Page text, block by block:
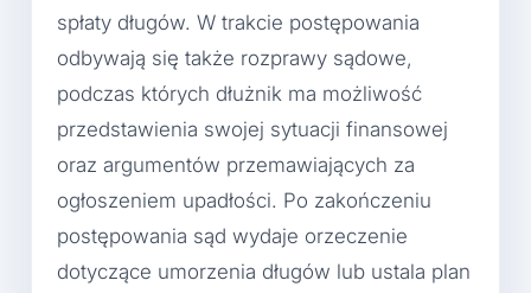
spłaty długów. W trakcie postępowania
odbywają się także rozprawy sądowe,
podczas których dłużnik ma możliwość
przedstawienia swojej sytuacji finansowej
oraz argumentów przemawiających za
ogłoszeniem upadłości. Po zakończeniu
postępowania sąd wydaje orzeczenie
dotyczące umorzenia długów lub ustala plan